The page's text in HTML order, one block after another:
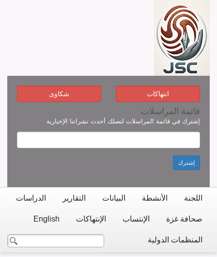
انتهاكات شكاوى
قائمة المراسلات
إشترك في قائمة المراسلات لتصلك أحدث نشراتنا الإخبارية
إشترك
اللجنة الأنشطة البيانات التقارير الدراسات
صحافة غزة الإنتساب الإنتهاكات English
المنظمات الدولية